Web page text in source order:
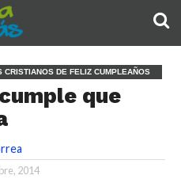
DE FELIZ CUMPLEAÑOS
que
2014